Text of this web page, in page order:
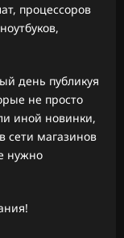
процессоров
день публикуя
не просто
иной новинки,
сети магазинов
нужно